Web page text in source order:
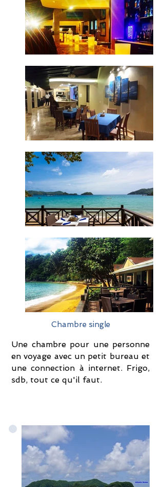
Chambre single
Une chambre pour une personne
en voyage avec un petit bureau et
une connection à internet. Frigo,
sdb, tout ce qu'il faut.